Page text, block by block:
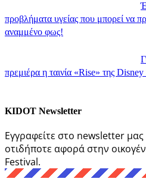
προβλήματα υγείας που μπορεί να
αναμμένο φως!
πρεμιέρα η ταινία «Rise» της Disney
KIDOT Newsletter
Εγγραφείτε στο newsletter μας
οτιδήποτε αφορά στην
Festival.